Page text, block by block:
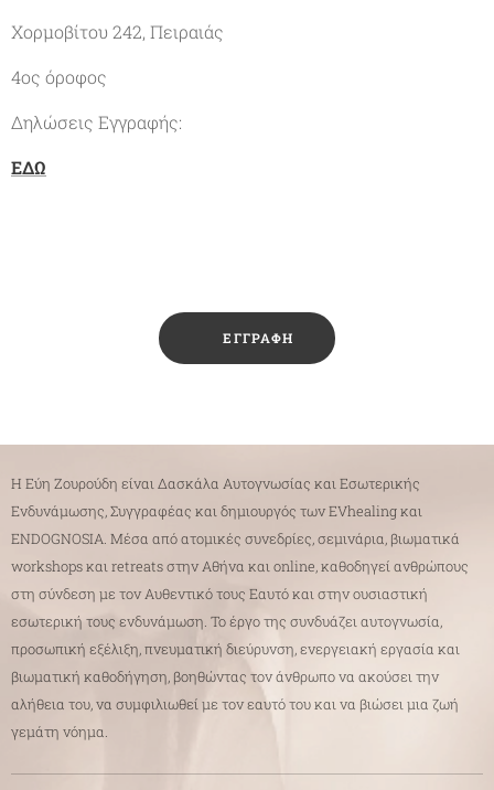
Χορμοβίτου 242, Πειραιάς
4ος όροφος
Δηλώσεις Εγγραφής:
ΕΔΩ
✔️ ΕΓΓΡΑΦΗ
Η Εύη Ζουρούδη είναι Δασκάλα Αυτογνωσίας και Εσωτερικής
Ενδυνάμωσης, Συγγραφέας και δημιουργός των EVhealing και
ENDOGNOSIA. Μέσα από ατομικές συνεδρίες, σεμινάρια, βιωματικά
workshops και retreats στην Αθήνα και online, καθοδηγεί ανθρώπους
στη σύνδεση με τον Αυθεντικό τους Εαυτό και στην ουσιαστική
εσωτερική τους ενδυνάμωση. Το έργο της συνδυάζει αυτογνωσία,
προσωπική εξέλιξη, πνευματική διεύρυνση, ενεργειακή εργασία και
βιωματική καθοδήγηση, βοηθώντας τον άνθρωπο να ακούσει την
αλήθεια του, να συμφιλιωθεί με τον εαυτό του και να βιώσει μια ζωή
γεμάτη νόημα.